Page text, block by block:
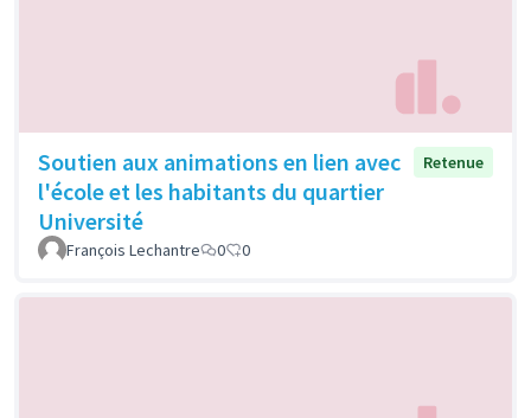
Soutien aux animations en lien avec
l'école et les habitants du quartier
Université
Retenue
François Lechantre 0 0